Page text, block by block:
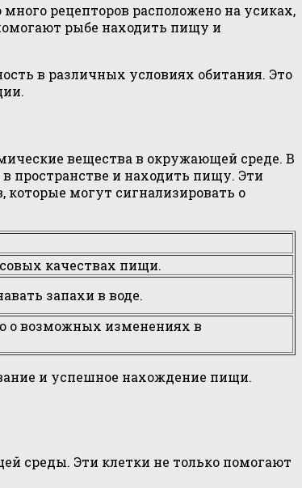
рецепторов расположено на усиках,
рыбе находить пищу и
в различных условиях обитания. Это
вещества в окружающей среде. В
пространстве и находить пищу. Эти
могут сигнализировать о
качествах пищи.
запахи в воде.
о возможных изменениях в
и успешное нахождение пищи.
среды. Эти клетки не только помогают